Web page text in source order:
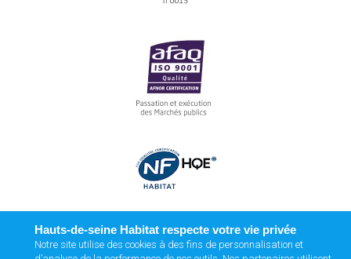
Hauts-de-seine Habitat respecte votre vie privée
Notre site utilise des cookies à des fins de personnalisation et